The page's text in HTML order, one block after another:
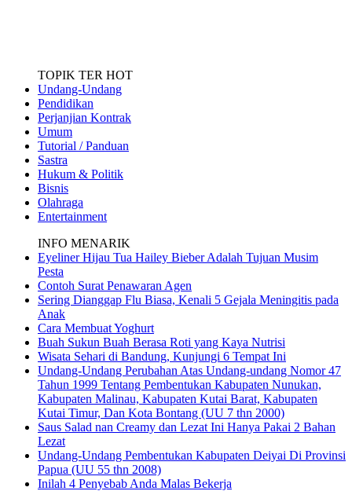
TOPIK TER HOT
Undang-Undang
Pendidikan
Perjanjian Kontrak
Umum
Tutorial / Panduan
Sastra
Hukum & Politik
Bisnis
Olahraga
Entertainment
INFO MENARIK
Eyeliner Hijau Tua Hailey Bieber Adalah Tujuan Musim
Pesta
Contoh Surat Penawaran Agen
Sering Dianggap Flu Biasa, Kenali 5 Gejala Meningitis pada
Anak
Cara Membuat Yoghurt
Buah Sukun Buah Berasa Roti yang Kaya Nutrisi
Wisata Sehari di Bandung, Kunjungi 6 Tempat Ini
Undang-Undang Perubahan Atas Undang-undang Nomor 47
Tahun 1999 Tentang Pembentukan Kabupaten Nunukan,
Kabupaten Malinau, Kabupaten Kutai Barat, Kabupaten
Kutai Timur, Dan Kota Bontang (UU 7 thn 2000)
Saus Salad nan Creamy dan Lezat Ini Hanya Pakai 2 Bahan
Lezat
Undang-Undang Pembentukan Kabupaten Deiyai Di Provinsi
Papua (UU 55 thn 2008)
Inilah 4 Penyebab Anda Malas Bekerja